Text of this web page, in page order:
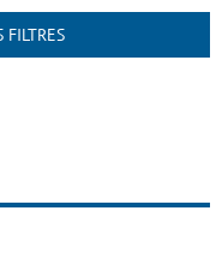
FILTRES